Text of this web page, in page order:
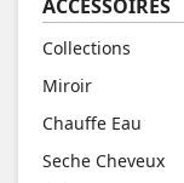
ACCESSOIRES
Collections
Miroir
Chauffe Eau
Seche Cheveux